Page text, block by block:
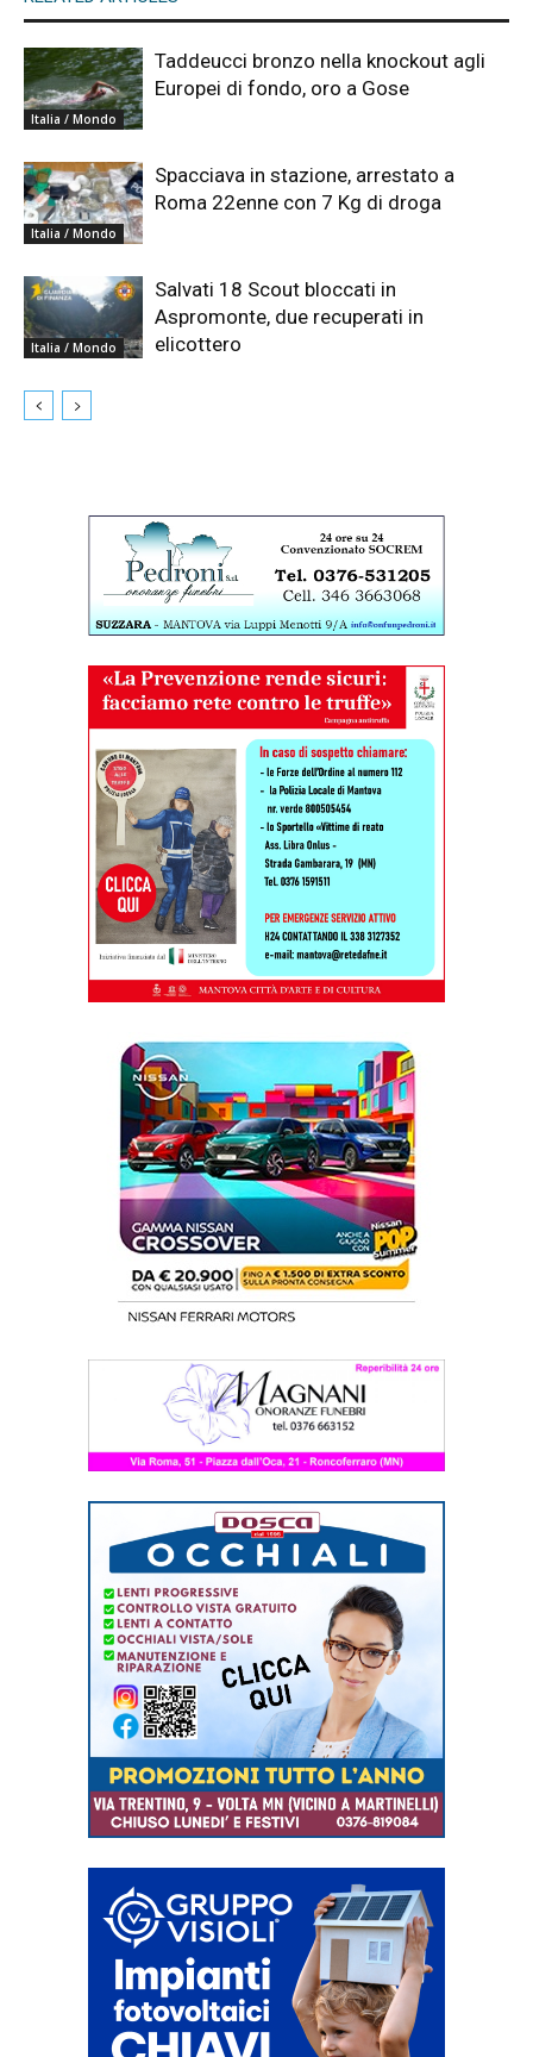
Italia / Mondo
Taddeucci bronzo nella knockout agli
Europei di fondo, oro a Gose
Italia / Mondo
Spacciava in stazione, arrestato a
Roma 22enne con 7 Kg di droga
Italia / Mondo
Salvati 18 Scout bloccati in
Aspromonte, due recuperati in
elicottero